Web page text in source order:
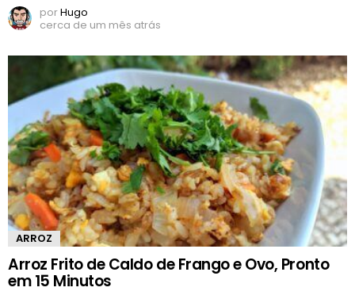
porHugo
cerca de um mês atrás
ARROZ
Arroz Frito de Caldo de Frango e Ovo, Pronto
em 15 Minutos